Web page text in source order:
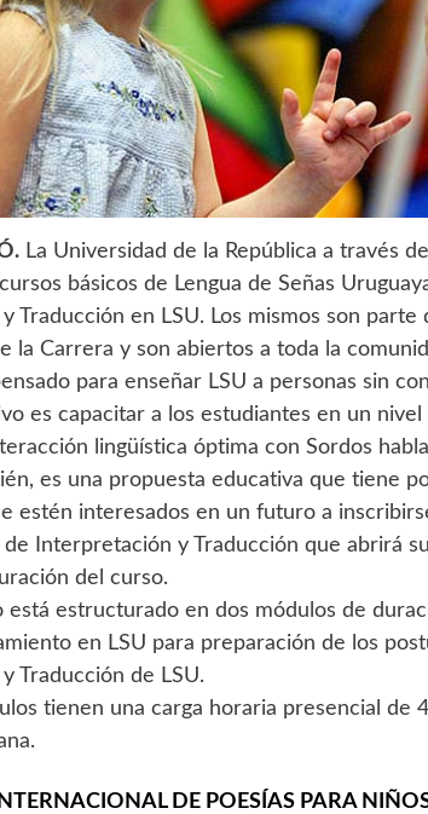
La Universidad de la República a través
básicos de Lengua de Señas
Traducción en LSU. Los mismos son
la Carrera y son abiertos a toda la
para enseñar LSU a personas sin
es capacitar a los estudiantes en un
lingüística óptima con Sordos
es una propuesta educativa que tiene
estén interesados en un futuro a
Interpretación y Traducción que abrirá
del curso.
está estructurado en dos módulos de
en LSU para preparación de los
Traducción de LSU.
tienen una carga horaria presencial de
DE POESÍAS PARA